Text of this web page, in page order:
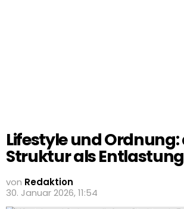
Lifestyle und
Struktur als Entlastung
von Redaktion
30. Januar 2026, 11:54